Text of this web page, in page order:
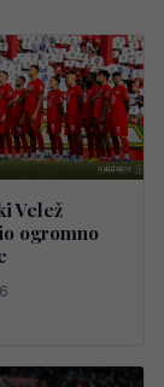
Velež
ogromno